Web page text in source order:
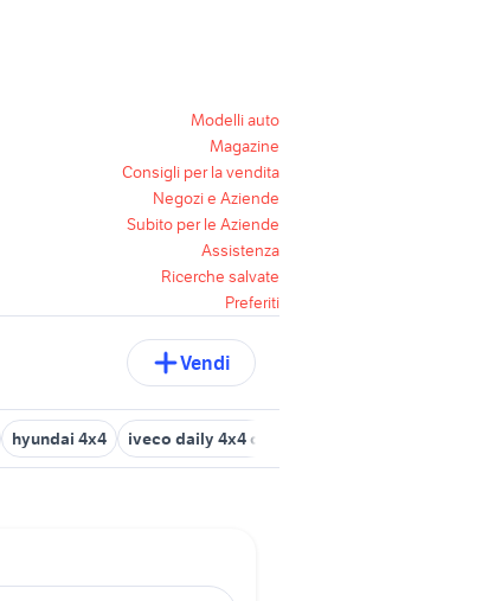
Modelli auto
Magazine
Consigli per la vendita
Negozi e Aziende
Subito per le Aziende
Assistenza
Ricerche salvate
Preferiti
Vendi
hyundai 4x4 iveco daily 4x4 camper